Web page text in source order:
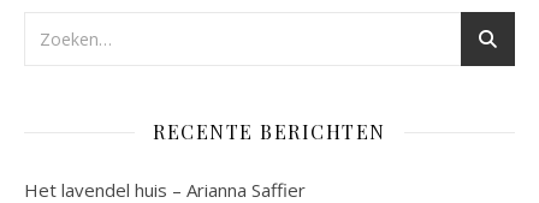
RECENTE BERICHTEN
Het lavendel huis – Arianna Saffier